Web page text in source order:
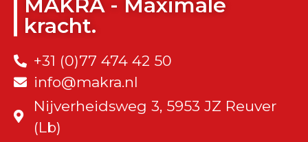
kracht.
+31 (0)77 474 42 50
info@makra.nl
Nijverheidsweg 3, 5953 JZ Reuver
(Lb)